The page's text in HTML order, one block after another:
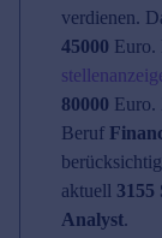
verdienen.
45000 Euro.
80000 Euro.
Beruf
aktuell 3155
Analyst.